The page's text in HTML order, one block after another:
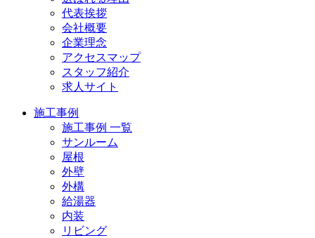
代表挨拶
会社概要
企業理念
アクセスマップ
スタッフ紹介
求人サイト
施工事例
施工事例 一覧
サンルーム
屋根
外壁
外構
給湯器
内装
リビング